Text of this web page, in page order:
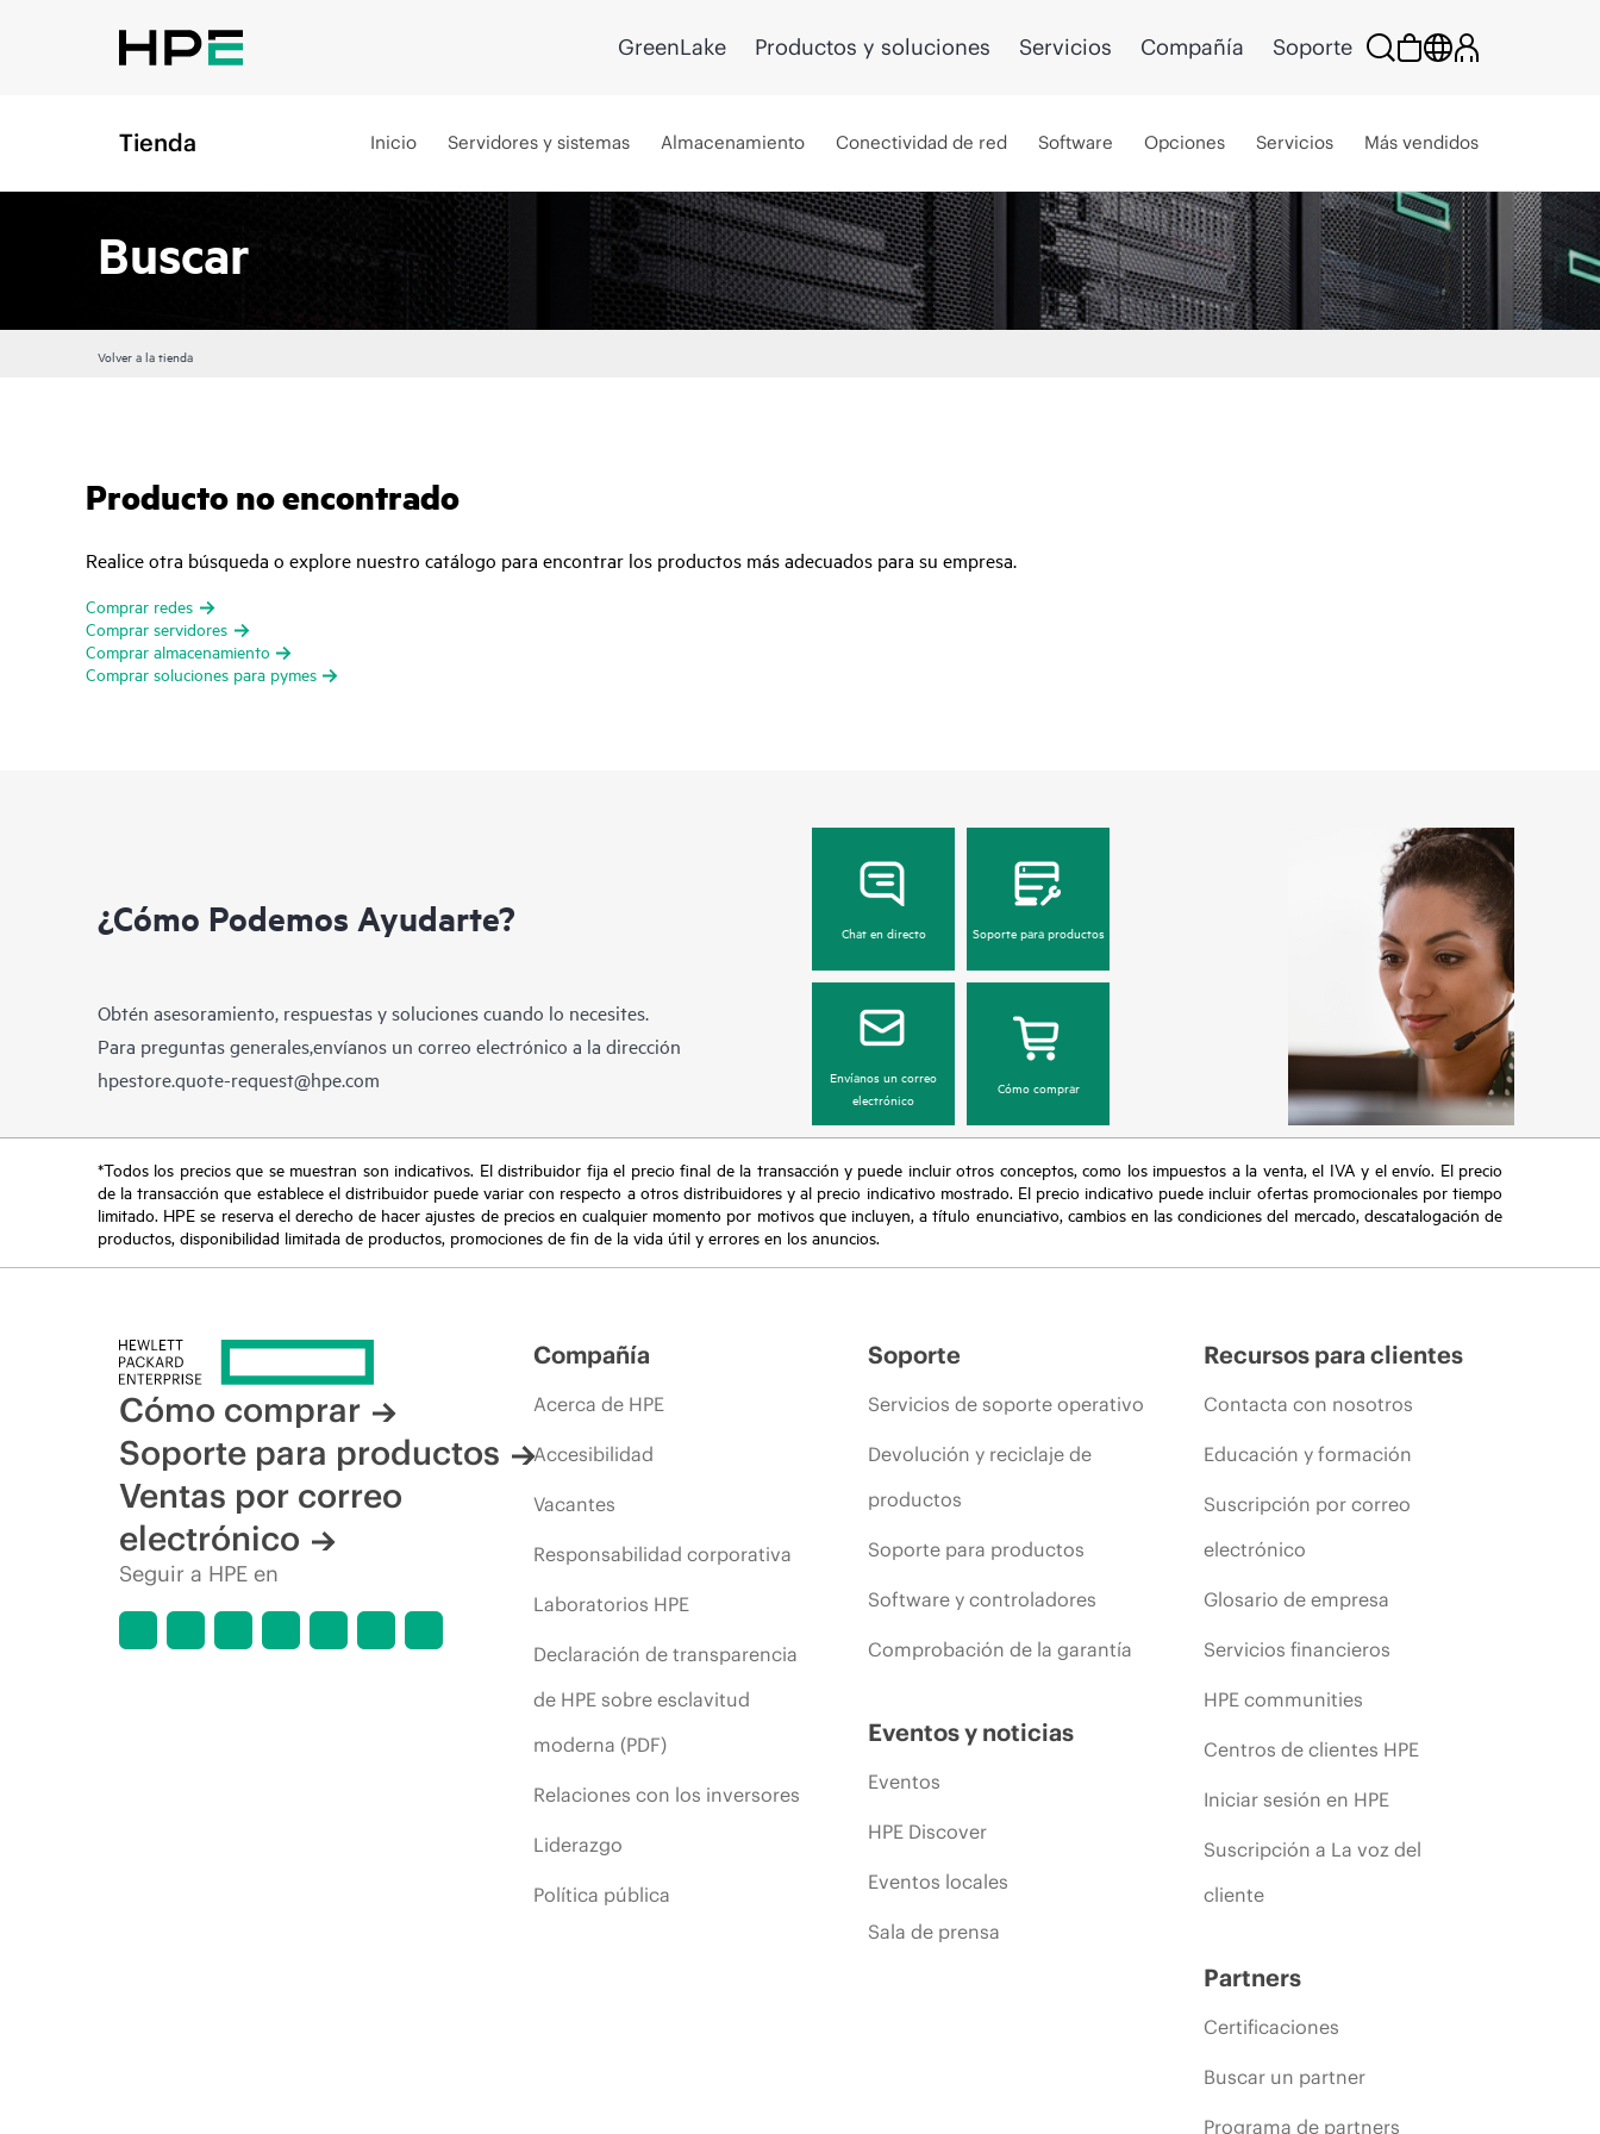
GreenLake Productos y soluciones Servicios Compañía Soporte
Tienda Inicio Servidores y sistemas Almacenamiento Conectividad de red Software Opciones Servicios Más vendidos
Buscar
Volver a la tienda
Producto no encontrado
Realice otra búsqueda o explore nuestro catálogo para encontrar los productos más adecuados para su empresa.
Comprar redes
Comprar servidores
Comprar almacenamiento
Comprar soluciones para pymes
¿Cómo Podemos Ayudarte?
Obtén asesoramiento, respuestas y soluciones cuando lo necesites.
Para preguntas generales,envíanos un correo electrónico a la dirección
hpestore.quote-request@hpe.com
Chat en directo Soporte para productos
Envíanos un correo
electrónico
Cómo comprar
*Todos los precios que se muestran son indicativos. El distribuidor fija el precio final de la transacción y puede incluir otros conceptos, como los impuestos a la venta, el IVA y el envío. El precio
de la transacción que establece el distribuidor puede variar con respecto a otros distribuidores y al precio indicativo mostrado. El precio indicativo puede incluir ofertas promocionales por tiempo
limitado. HPE se reserva el derecho de hacer ajustes de precios en cualquier momento por motivos que incluyen, a título enunciativo, cambios en las condiciones del mercado, descatalogación de
productos, disponibilidad limitada de productos, promociones de fin de la vida útil y errores en los anuncios.
Cómo comprar
Soporte para productos
Ventas por correo
electrónico
Seguir a HPE en
Compañía
Acerca de HPE
Accesibilidad
Vacantes
Responsabilidad corporativa
Laboratorios HPE
Declaración de transparencia
de HPE sobre esclavitud
moderna (PDF)
Relaciones con los inversores
Liderazgo
Política pública
Soporte
Servicios de soporte operativo
Devolución y reciclaje de
productos
Soporte para productos
Software y controladores
Comprobación de la garantía
Eventos y noticias
Eventos
HPE Discover
Eventos locales
Sala de prensa
Recursos para clientes
Contacta con nosotros
Educación y formación
Suscripción por correo
electrónico
Glosario de empresa
Servicios financieros
HPE communities
Centros de clientes HPE
Iniciar sesión en HPE
Suscripción a La voz del
cliente
Partners
Certificaciones
Buscar un partner
Programa de partners